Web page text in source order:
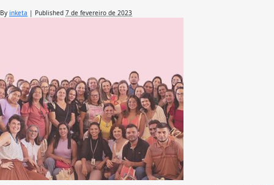
By inketa | Published 7 de fevereiro de 2023